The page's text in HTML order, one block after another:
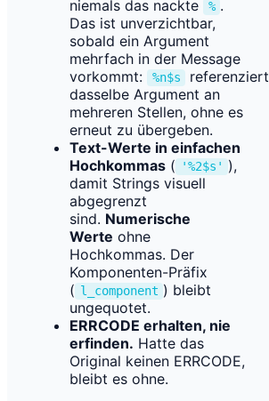
niemals das nackte % .
Das ist unverzichtbar,
sobald ein Argument
mehrfach in der Message
vorkommt:
%n$s
referenziert
dasselbe Argument an
mehreren Stellen, ohne es
erneut zu übergeben.
Text-Werte in einfachen
Hochkommas ( '%2$s' ),
damit Strings visuell
abgegrenzt
sind. Numerische
Werte ohne
Hochkommas. Der
Komponenten-Präfix
( l_component ) bleibt
ungequotet.
ERRCODE erhalten, nie
erfinden. Hatte das
Original keinen ERRCODE,
bleibt es ohne.